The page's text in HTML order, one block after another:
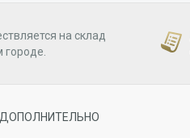
на склад
ДОПОЛНИТЕЛЬНО